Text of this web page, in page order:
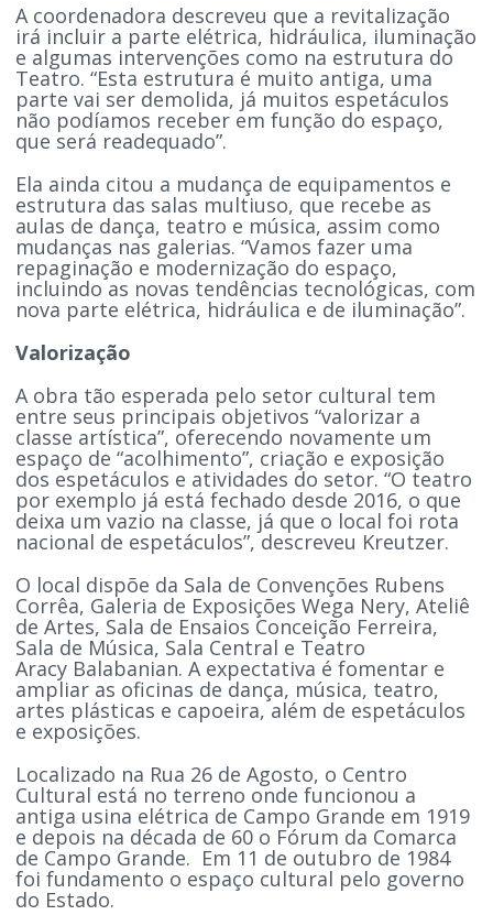
A coordenadora descreveu que a revitalização
irá incluir a parte elétrica, hidráulica, iluminação
e algumas intervenções como na estrutura do
Teatro. “Esta estrutura é muito antiga, uma
parte vai ser demolida, já muitos espetáculos
não podíamos receber em função do espaço,
que será readequado”.
Ela ainda citou a mudança de equipamentos e
estrutura das salas multiuso, que recebe as
aulas de dança, teatro e música, assim como
mudanças nas galerias. “Vamos fazer uma
repaginação e modernização do espaço,
incluindo as novas tendências tecnológicas, com
nova parte elétrica, hidráulica e de iluminação”.
Valorização
A obra tão esperada pelo setor cultural tem
entre seus principais objetivos “valorizar a
classe artística”, oferecendo novamente um
espaço de “acolhimento”, criação e exposição
dos espetáculos e atividades do setor. “O teatro
por exemplo já está fechado desde 2016, o que
deixa um vazio na classe, já que o local foi rota
nacional de espetáculos”, descreveu Kreutzer.
O local dispõe da Sala de Convenções Rubens
Corrêa, Galeria de Exposições Wega Nery, Ateliê
de Artes, Sala de Ensaios Conceição Ferreira,
Sala de Música, Sala Central e Teatro
Aracy Balabanian. A expectativa é fomentar e
ampliar as oficinas de dança, música, teatro,
artes plásticas e capoeira, além de espetáculos
e exposições.
Localizado na Rua 26 de Agosto, o Centro
Cultural está no terreno onde funcionou a
antiga usina elétrica de Campo Grande em 1919
e depois na década de 60 o Fórum da Comarca
de Campo Grande. Em 11 de outubro de 1984
foi fundamento o espaço cultural pelo governo
do Estado.